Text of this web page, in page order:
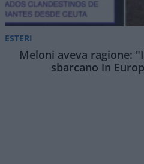
ESTERI
Meloni aveva ragione:
sbarcano in